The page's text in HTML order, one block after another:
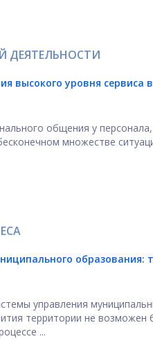
ДЕЯТЕЛЬНОСТИ
высокого уровня сервиса
общения у
множестве
образования:
управления
территории не возможен
...